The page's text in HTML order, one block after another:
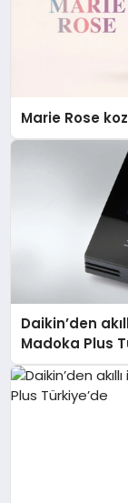
Marie Rose
Daikin’den
Madoka Plus